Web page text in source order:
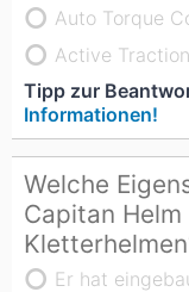
Auto Torque
Active
Tipp zur
Informationen!
Welche
Capitan
Er hat